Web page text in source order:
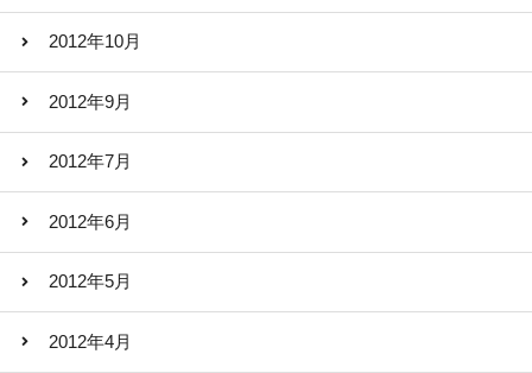
2012年10月
2012年9月
2012年7月
2012年6月
2012年5月
2012年4月